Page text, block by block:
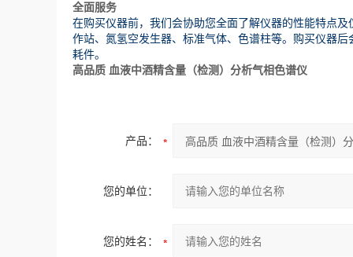
全面服务
在购买仪器前，我们会协助您全面了解仪器的性能特点
作站、氮氢空发生器、标准气体、色谱柱等。购买仪器
耗件。
高品质 血液中酒精含量（检测）分析气相色谱仪
产品：
您的单位：
您的姓名：